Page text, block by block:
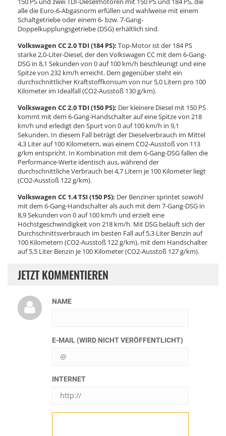
alle die Euro-6-Abgasnorm erfüllen und wahlweise mit einem
Schaltgetriebe oder einem 6- bzw. 7-Gang-
Doppelkupplungsgetriebe (DSG) erhältlich sind.
Volkswagen CC 2.0 TDI (184 PS): Top-Motor ist der 184 PS
starke 2,0-Liter-Diesel, der den Volkswagen CC mit dem 6-Gang-
DSG in 8,1 Sekunden von 0 auf 100 km/h beschleunigt und eine
Spitze von 232 km/h erreicht. Dem gegenüber steht ein
durchschnittlicher Kraftstoffkonsum von nur 5,0 Litern pro 100
Kilometer im Idealfall (CO2-Ausstoß 130 g/km).
Volkswagen CC 2.0 TDI (150 PS): Der kleinere Diesel mit 150 PS
kommt mit dem 6-Gang-Handschalter auf eine Spitze von 218
km/h und erledigt den Spurt von 0 auf 100 km/h in 9,1
Sekunden. In diesem Fall beträgt der Dieselverbrauch im Mittel
4,3 Liter auf 100 Kilometern, was einem CO2-Ausstoß von 113
g/km entspricht. In Kombination mit dem 6-Gang-DSG fallen die
Performance-Werte identisch aus, während der
durchschnittliche Verbrauch bei 4,7 Litern je 100 Kilometer liegt
(CO2-Ausstoß 122 g/km).
Volkswagen CC 1.4 TSI (150 PS): Der Benziner sprintet sowohl
mit dem 6-Gang-Handschalter als auch mit dem 7-Gang-DSG in
8,9 Sekunden von 0 auf 100 km/h und erzielt eine
Höchstgeschwindigkeit von 218 km/h. Mit DSG beläuft sich der
Durchschnittsverbrauch im besten Fall auf 5,3 Liter Benzin auf
100 Kilometern (CO2-Ausstoß 122 g/km), mit dem Handschalter
auf 5,5 Liter Benzin je 100 Kilometer (CO2-Ausstoß 127 g/km).
JETZT KOMMENTIEREN
NAME
E-MAIL (WIRD NICHT VERÖFFENTLICHT)
INTERNET